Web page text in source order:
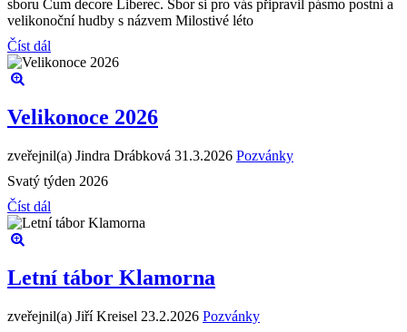
sboru Cum decore Liberec. Sbor si pro vás připravil pásmo postní a
velikonoční hudby s názvem Milostivé léto
Číst dál
Velikonoce 2026
zveřejnil(a) Jindra Drábková 31.3.2026 Pozvánky
Svatý týden 2026
Číst dál
Letní tábor Klamorna
zveřejnil(a) Jiří Kreisel 23.2.2026 Pozvánky